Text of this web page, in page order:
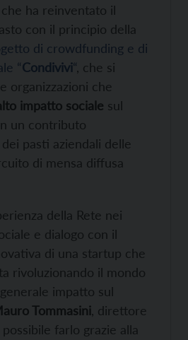
, che ha reinventato il
con il principio della
di crowdfunding e di
“Condivivi“ , che si
organizzazioni che
impatto sociale sul
un contributo
pasti aziendali delle
di mensa diffusa
della Rete nei
e dialogo con il
di una startup che
rivoluzionando il mondo
impatto sul
Tommasini , direttore
farlo grazie alla